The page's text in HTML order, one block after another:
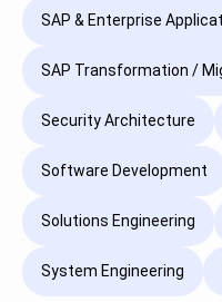
SAP & Enterprise
SAP Transformation /
Security Architecture
Software Development
Solutions Engineering
System Engineering